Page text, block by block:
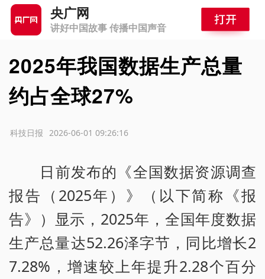
央广网
讲好中国故事 传播中国声音
2025年我国数据生产总量
约占全球27%
2026-06-01 09:26:16
科技日报
日前发布的《全国数据资源调查
报告（2025年）》（以下简称《报
告》）显示，2025年，全国年度数据
生产总量达52.26泽字节，同比增长2
7.28%，增速较上年提升2.28个百分